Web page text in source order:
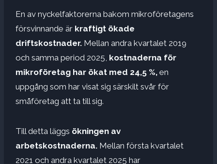
En av nyckelfaktorerna bakom mikroföretagens
försvinnande är kraftigt ökade
driftskostnader. Mellan andra kvartalet 2019
och samma period 2025, kostnaderna för
mikroföretag har ökat med 24,5 %, en
uppgång som har visat sig särskilt svår för
småföretag att ta till sig.
Till detta läggs ökningen av
arbetskostnaderna. Mellan första kvartalet
2021 och andra kvartalet 2025 har